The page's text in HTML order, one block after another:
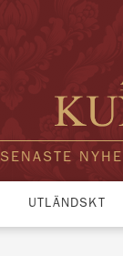
SENASTE
UTLÄNDSKT